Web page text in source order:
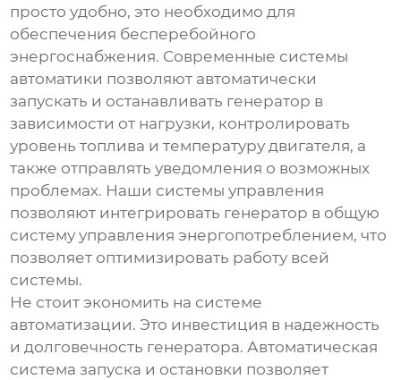
просто удобно, это необходимо для
обеспечения бесперебойного
энергоснабжения. Современные системы
автоматики позволяют автоматически
запускать и останавливать генератор в
зависимости от нагрузки, контролировать
уровень топлива и температуру двигателя, а
также отправлять уведомления о возможных
проблемах. Наши системы управления
позволяют интегрировать генератор в общую
систему управления энергопотреблением, что
позволяет оптимизировать работу всей
системы.
Не стоит экономить на системе
автоматизации. Это инвестиция в надежность
и долговечность генератора. Автоматическая
система запуска и остановки позволяет